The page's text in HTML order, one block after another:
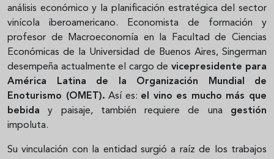
análisis económico y la planificación estratégica del sector
vinícola iberoamericano. Economista de formación y
profesor de Macroeconomía en la Facultad de Ciencias
Económicas de la Universidad de Buenos Aires, Singerman
desempeña actualmente el cargo de vicepresidente para
América Latina de la Organización Mundial de
Enoturismo (OMET). Así es: el vino es mucho más que
bebida y paisaje, también requiere de una gestión
impoluta.
Su vinculación con la entidad surgió a raíz de los trabajos